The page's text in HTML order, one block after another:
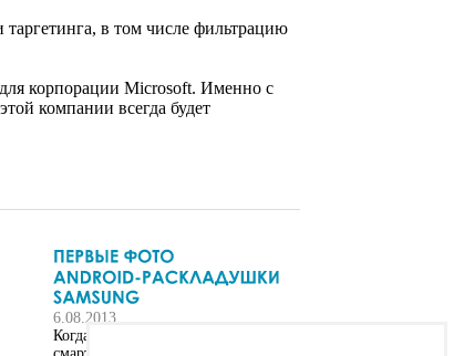
таргетинга, в том числе фильтрацию
корпорации Microsoft. Именно с
компании всегда будет
6.08.2013
Когда дело касается продажи